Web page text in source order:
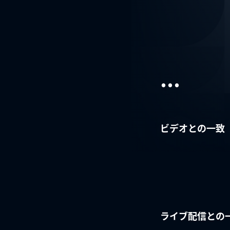
...
ビデオとの一致
ライブ配信との